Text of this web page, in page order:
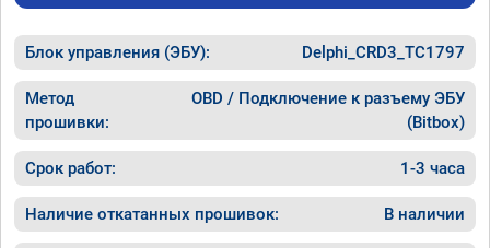
Блок управления (ЭБУ): Delphi_CRD3_TC1797
Метод
прошивки:
OBD / Подключение к разъему ЭБУ
(Bitbox)
Срок работ: 1-3 часа
Наличие откатанных прошивок: В наличии